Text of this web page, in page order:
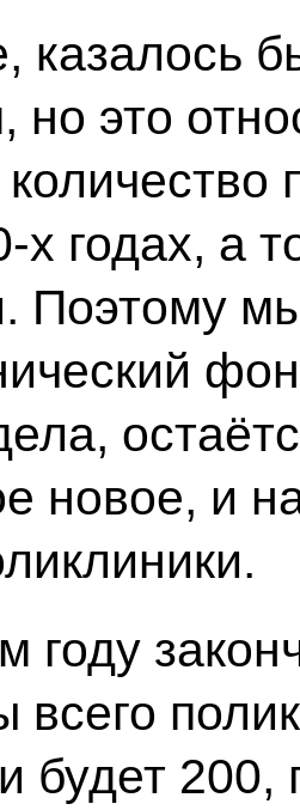
казалось
но это
х годах, а
Поэтому
новое, и
году
всего
будет 200,